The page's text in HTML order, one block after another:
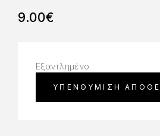
9.00€
Εξαντλημένο